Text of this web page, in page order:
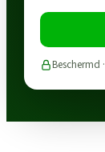
Beschermd